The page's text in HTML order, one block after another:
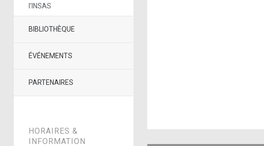
l’INSAS
BIBLIOTHÈQUE
ÉVÉNEMENTS
PARTENAIRES
HORAIRES &
INFORMATION